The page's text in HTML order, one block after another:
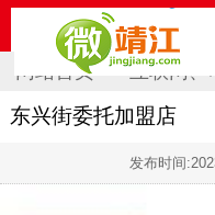
网站首页 互联网、
东兴街委托加盟店
发布时间: